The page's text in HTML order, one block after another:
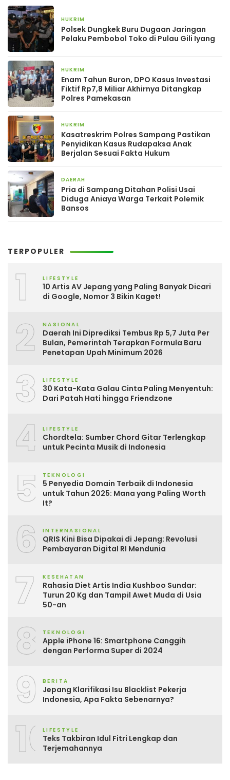
HUKRIM
Polsek Dungkek Buru Dugaan Jaringan
Pelaku Pembobol Toko di Pulau Gili Iyang
HUKRIM
Enam Tahun Buron, DPO Kasus Investasi
Fiktif Rp7,8 Miliar Akhirnya Ditangkap
Polres Pamekasan
HUKRIM
Kasatreskrim Polres Sampang Pastikan
Penyidikan Kasus Rudapaksa Anak
Berjalan Sesuai Fakta Hukum
DAERAH
Pria di Sampang Ditahan Polisi Usai
Diduga Aniaya Warga Terkait Polemik
Bansos
TERPOPULER
1 LIFESTYLE
10 Artis AV Jepang yang Paling Banyak Dicari
di Google, Nomor 3 Bikin Kaget!
2 NASIONAL
Daerah Ini Diprediksi Tembus Rp 5,7 Juta Per
Bulan, Pemerintah Terapkan Formula Baru
Penetapan Upah Minimum 2026
3 LIFESTYLE
30 Kata-Kata Galau Cinta Paling Menyentuh:
Dari Patah Hati hingga Friendzone
4 LIFESTYLE
Chordtela: Sumber Chord Gitar Terlengkap
untuk Pecinta Musik di Indonesia
5 TEKNOLOGI
5 Penyedia Domain Terbaik di Indonesia
untuk Tahun 2025: Mana yang Paling Worth
It?
6 INTERNASIONAL
QRIS Kini Bisa Dipakai di Jepang: Revolusi
Pembayaran Digital RI Mendunia
7 KESEHATAN
Rahasia Diet Artis India Kushboo Sundar:
Turun 20 Kg dan Tampil Awet Muda di Usia
50-an
8 TEKNOLOGI
Apple iPhone 16: Smartphone Canggih
dengan Performa Super di 2024
9 BERITA
Jepang Klarifikasi Isu Blacklist Pekerja
Indonesia, Apa Fakta Sebenarnya?
10LIFESTYLE
Teks Takbiran Idul Fitri Lengkap dan
Terjemahannya